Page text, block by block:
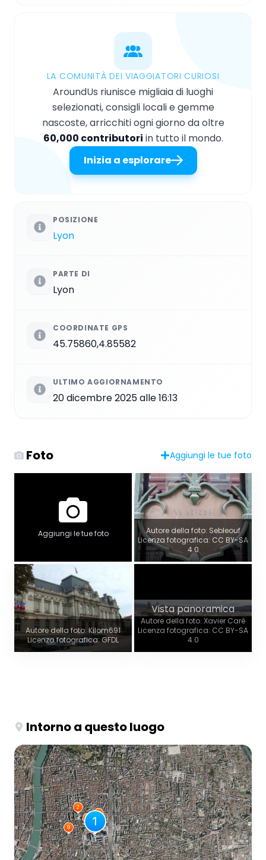
LA COMUNITÀ DEI VIAGGIATORI CURIOSI
AroundUs riunisce migliaia di luoghi
selezionati, consigli locali e gemme
nascoste, arricchiti ogni giorno da oltre
60,000 contributori in tutto il mondo.
Inizia a esplorare
POSIZIONE
Lyon
PARTE DI
Lyon
COORDINATE GPS
45.75860,4.85582
ULTIMO AGGIORNAMENTO
20 dicembre 2025 alle 16:13
Foto Aggiungi le tue foto
Aggiungi le tue foto
Autore della foto: Sebleouf
Licenza fotografica: CC BY-SA
4.0
Autore della foto: Kilom691
Licenza fotografica: GFDL
Vista panoramica
Autore della foto: Xavier Caré
Licenza fotografica: CC BY-SA
4.0
Intorno a questo luogo